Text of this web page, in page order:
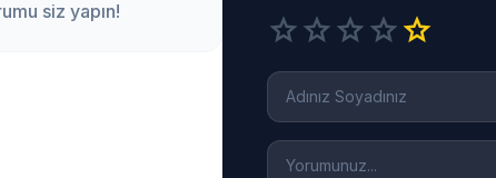
siz yapın! starstarstarstarstar